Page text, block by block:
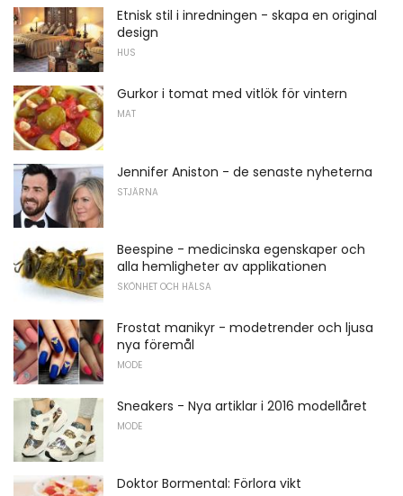
Etnisk stil i inredningen - skapa en original
design
HUS
Gurkor i tomat med vitlök för vintern
MAT
Jennifer Aniston - de senaste nyheterna
STJÄRNA
Beespine - medicinska egenskaper och
alla hemligheter av applikationen
SKÖNHET OCH HÄLSA
Frostat manikyr - modetrender och ljusa
nya föremål
MODE
Sneakers - Nya artiklar i 2016 modellåret
MODE
Doktor Bormental: Förlora vikt